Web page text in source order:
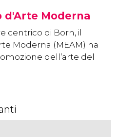
d'Arte Moderna
centrico di Born, il
Moderna (MEAM) ha
dell’arte del